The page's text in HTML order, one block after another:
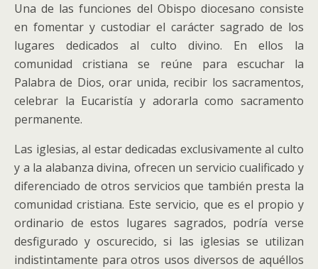
Una de las funciones del Obispo diocesano consiste
en fomentar y custodiar el carácter sagrado de los
lugares dedicados al culto divino. En ellos la
comunidad cristiana se reúne para escuchar la
Palabra de Dios, orar unida, recibir los sacramentos,
celebrar la Eucaristía y adorarla como sacramento
permanente.
Las iglesias, al estar dedicadas exclusivamente al culto
y a la alabanza divina, ofrecen un servicio cualificado y
diferenciado de otros servicios que también presta la
comunidad cristiana. Este servicio, que es el propio y
ordinario de estos lugares sagrados, podría verse
desfigurado y oscurecido, si las iglesias se utilizan
indistintamente para otros usos diversos de aquéllos